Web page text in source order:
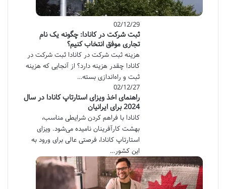
02/12/29
ثبت شرکت در کانادا: چگونه یک نام
تجاری موفق انتخاب کنیم؟
هزینه ثبت شرکت در کانادا ثبت شرکت در
کانادا چقدر هزینه دارد؟ از آنجایی که هزینه
ثبت و راه‌اندازی بسته…
02/12/27
راهنمای اخذ ویزای استارتاپ کانادا در سال
2024 برای ایرانیان
کانادا با فراهم کردن شرایطی مناسب،
بهشت کارآفرینان نامیده می‌شود. ویزای
استارتاپ کانادا، فرصتی عالی برای ورود به
این کشور…